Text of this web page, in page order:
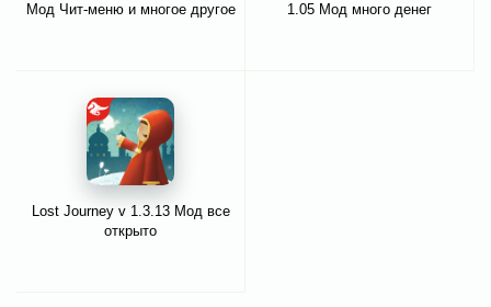
Мод Чит-меню и многое другое
1.05 Мод много денег
Lost Journey v 1.3.13 Мод все
открыто